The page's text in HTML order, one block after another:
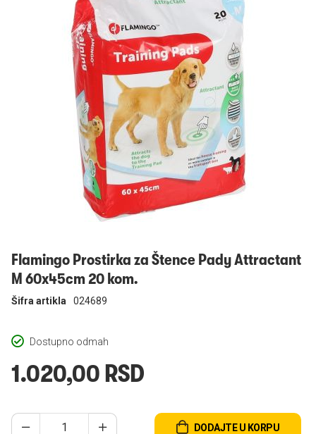
Flamingo Prostirka za Štence Pady Attractant
M 60x45cm 20 kom.
Dostupno odmah
Šifra artikla 024689
1.020,00 RSD
DODAJTE U KORPU